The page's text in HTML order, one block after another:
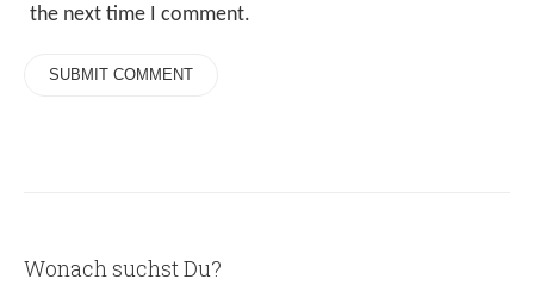
the next time I comment.
Wonach suchst Du?